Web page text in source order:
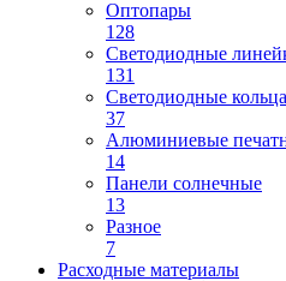
Оптопары
128
Светодиодные
131
Светодиодные кольца
37
Алюминиевые
14
Панели солнечные
13
Разное
7
Расходные материалы